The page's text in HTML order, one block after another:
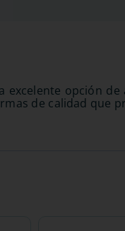
excelente opción de
de calidad que